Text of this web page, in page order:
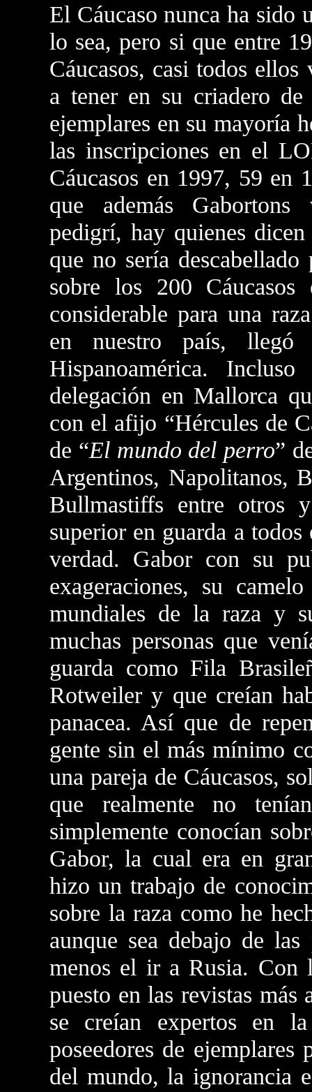
El Cáucaso nunca ha sido
lo sea, pero si que entre
Cáucasos, casi todos
a tener en su criadero
ejemplares en su mayoría
las inscripciones en el
Cáucasos en 1997, 59 en
que además
pedigrí, hay quienes
que no sería
sobre los 200
considerable para una
en nuestro país, llegó
Hispanoamérica.
delegación en Mallorca
con el afijo “Hércules de
de “El mundo del perro”
Argentinos, Napolitanos,
Bullmastiffs entre otros
superior en guarda a
verdad. Gabor con su
exageraciones, su
mundiales de la raza y
muchas personas que
guarda como Fila
Rotweiler y que creían
panacea. Así que de
gente sin el más mínimo
una pareja de Cáucasos,
que realmente no
simplemente conocían
Gabor, la cual era en
hizo un trabajo de
sobre la raza como he
aunque sea debajo de
menos el ir a Rusia. Con
puesto en las revistas
se creían expertos en
poseedores de ejemplares
del mundo, la ignorancia